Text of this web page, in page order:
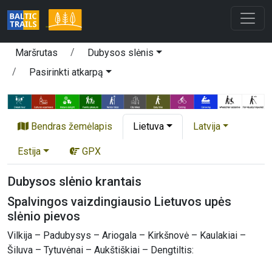
Maršrutas
Dubysos slėnis
Pasirinkti atkarpą
Bendras žemėlapis Lietuva Latvija
Estija GPX
Dubysos slėnio krantais
Spalvingos vaizdingiausio Lietuvos upės
slėnio pievos
Vilkija – Padubysys – Ariogala – Kirkšnovė – Kaulakiai –
Šiluva – Tytuvėnai – Aukštiškiai – Dengtiltis: